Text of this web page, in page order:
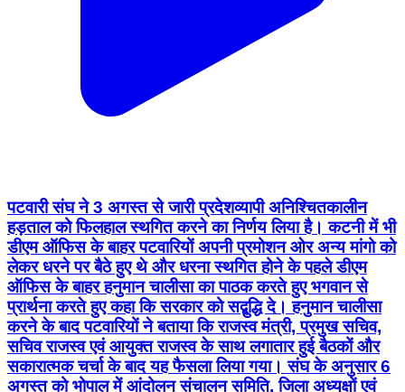
पटवारी संघ ने 3 अगस्त से जारी प्रदेशव्यापी अनिश्चितकालीन
हड़ताल को फिलहाल स्थगित करने का निर्णय लिया है। कटनी में भी
डीएम ऑफिस के बाहर पटवारियों अपनी प्रमोशन ओर अन्य मांगो को
लेकर धरने पर बैठे हुए थे और धरना स्थगित होने के पहले डीएम
ऑफिस के बाहर हनुमान चालीसा का पाठक करते हुए भगवान से
प्रार्थना करते हुए कहा कि सरकार को सद्बुद्धि दे। हनुमान चालीसा
करने के बाद पटवारियों ने बताया कि राजस्व मंत्री, प्रमुख सचिव,
सचिव राजस्व एवं आयुक्त राजस्व के साथ लगातार हुई बैठकों और
सकारात्मक चर्चा के बाद यह फैसला लिया गया। संघ के अनुसार 6
अगस्त को भोपाल में आंदोलन संचालन समिति, जिला अध्यक्षों एवं